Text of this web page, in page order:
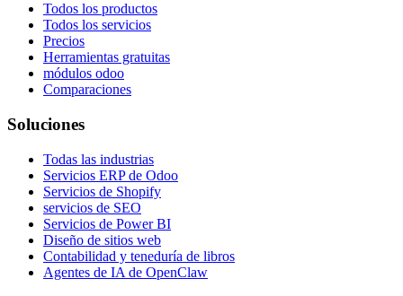
Todos los productos
Todos los servicios
Precios
Herramientas gratuitas
módulos odoo
Comparaciones
Soluciones
Todas las industrias
Servicios ERP de Odoo
Servicios de Shopify
servicios de SEO
Servicios de Power BI
Diseño de sitios web
Contabilidad y teneduría de libros
Agentes de IA de OpenClaw